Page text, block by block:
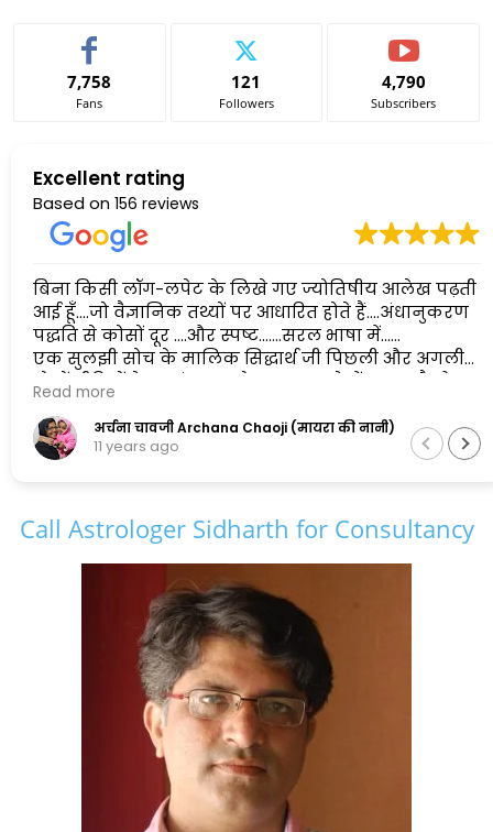
7,758
Fans
121
Followers
4,790
Subscribers
Excellent rating
Based on 156 reviews
बिना किसी लॉग-लपेट के लिखे गए ज्योतिषीय आलेख पढ़ती
आई हूँ....जो वैज्ञानिक तथ्यों पर आधारित होते हैं....अंधानुकरण
पद्धति से कोसों दूर ....और स्पष्ट.......सरल भाषा में......
एक सुलझी सोच के मालिक सिद्धार्थ जी पिछली और अगली
दोनों पीढ़ियों के सामंजस्य को बनाए रखने में सफल है,और
इसलिए मैं इनकी कायल हूँ.......
Read more
अर्चना चावजी Archana Chaoji (मायरा की नानी)
11 years ago
Call Astrologer Sidharth for Consultancy